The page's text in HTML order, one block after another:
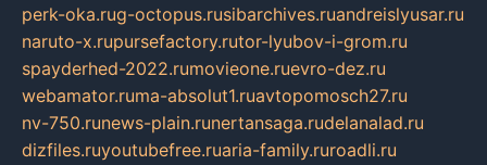
perk-oka.rug-octopus.rusibarchives.ruandreislyusar.ru
naruto-x.rupursefactory.rutor-lyubov-i-grom.ru
spayderhed-2022.rumovieone.ruevro-dez.ru
webamator.ruma-absolut1.ruavtopomosch27.ru
nv-750.runews-plain.runertansaga.rudelanalad.ru
dizfiles.ruyoutubefree.ruaria-family.ruroadli.ru